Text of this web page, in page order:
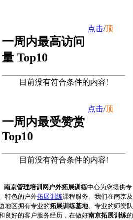
一周内最高访问
量 Top10
点击/顶
目前没有符合条件的内容!
一周内最受赞赏
Top10
点击/顶
目前没有符合条件的内容!
南京管理培训网户外拓展训练中心为您提供专
特色的户外拓展训练课程服务。我们在南京及
地区拥有专业的拓展训练基地、专业的师资队
良好的客户服务经历，在做好南京拓展训练的